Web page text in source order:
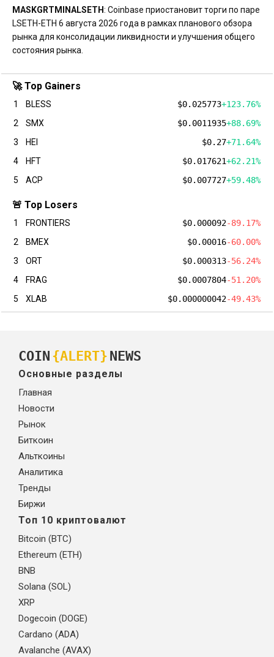
MASKGRT MINALSETH: Coinbase приостановит торги по паре
LSETH-ETH 6 августа 2026 года в рамках планового обзора
рынка для консолидации ликвидности и улучшения общего
состояния рынка.
🚀 Top Gainers
1 BLESS $0.025773+123.76%
2
SMX $0.0011935+88.69%
3
HEI $0.27+71.64%
4
HFT $0.017621+62.21%
5
ACP $0.007727+59.48%
🚨 Top Losers
1 FRONTIERS $0.000092-89.17%
2
BMEX $0.00016-60.00%
3
ORT $0.000313-56.24%
4
FRAG $0.0007804-51.20%
5
XLAB $0.000000042-49.43%
COIN {ALERT} NEWS
Основные разделы
Главная
Новости
Рынок
Биткоин
Альткоины
Аналитика
Тренды
Биржи
Топ 10 криптовалют
Bitcoin (BTC)
Ethereum (ETH)
BNB
Solana (SOL)
XRP
Dogecoin (DOGE)
Cardano (ADA)
Avalanche (AVAX)